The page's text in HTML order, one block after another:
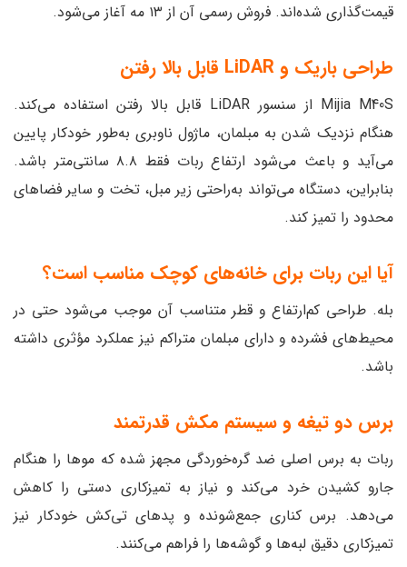
قیمت‌گذاری شده‌اند. فروش رسمی آن از ۱۳ مه آغاز می‌شود.
طراحی باریک و LiDAR قابل بالا رفتن
Mijia M40S از سنسور LiDAR قابل بالا رفتن استفاده می‌کند.
هنگام نزدیک شدن به مبلمان، ماژول ناوبری به‌طور خودکار پایین
می‌آید و باعث می‌شود ارتفاع ربات فقط ۸.۸ سانتی‌متر باشد.
بنابراین، دستگاه می‌تواند به‌راحتی زیر مبل، تخت و سایر فضاهای
محدود را تمیز کند.
آیا این ربات برای خانه‌های کوچک مناسب است؟
بله. طراحی کم‌ارتفاع و قطر متناسب آن موجب می‌شود حتی در
محیط‌های فشرده و دارای مبلمان متراکم نیز عملکرد مؤثری داشته
باشد.
برس دو تیغه و سیستم مکش قدرتمند
ربات به برس اصلی ضد گره‌خوردگی مجهز شده که موها را هنگام
جارو کشیدن خرد می‌کند و نیاز به تمیزکاری دستی را کاهش
می‌دهد. برس کناری جمع‌شونده و پدهای تی‌کش خودکار نیز
تمیزکاری دقیق لبه‌ها و گوشه‌ها را فراهم می‌کنند.